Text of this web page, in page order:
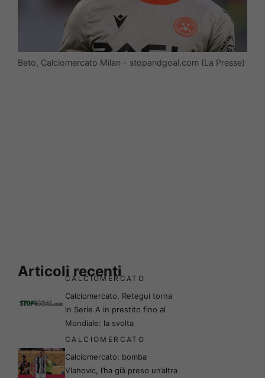
Beto, Calciomercato Milan – stopandgoal.com (La Presse)
Articoli recenti
CALCIOMERCATO
Calciomercato, Retegui torna
in Serie A in prestito fino al
Mondiale: la svolta
CALCIOMERCATO
Calciomercato: bomba
Vlahovic, l’ha già preso un’altra